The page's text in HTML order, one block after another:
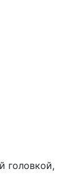
головкой,